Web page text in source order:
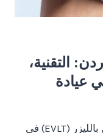
التقنية،
عيادة
تعرف على أحدث تقنيات علاج الدوالي بالليزر (EVLT) في